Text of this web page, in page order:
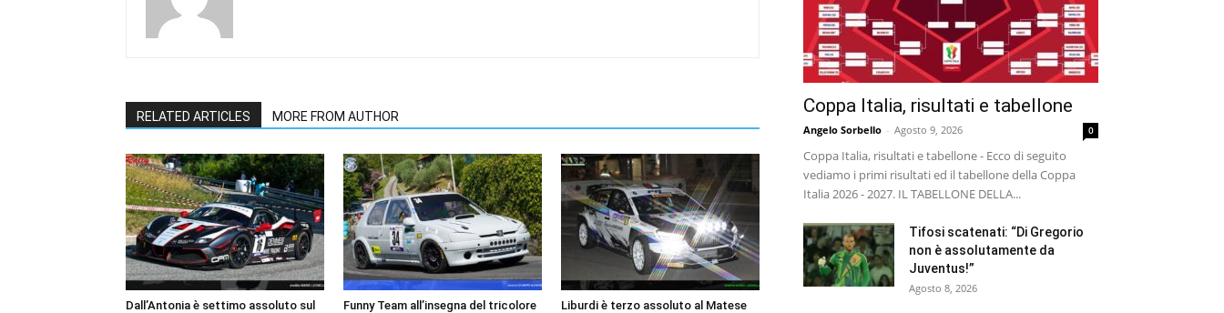
RELATED ARTICLES MORE FROM AUTHOR
Dall’Antonia è settimo assoluto sul
Funny Team all’insegna del tricolore Liburdi è terzo assoluto al Matese
Coppa Italia, risultati e tabellone
Angelo Sorbello - Agosto 9, 2026 0
Coppa Italia, risultati e tabellone - Ecco di seguito
vediamo i primi risultati ed il tabellone della Coppa
Italia 2026 - 2027. IL TABELLONE DELLA...
Tifosi scatenati: “Di Gregorio
non è assolutamente da
Juventus!”
Agosto 8, 2026